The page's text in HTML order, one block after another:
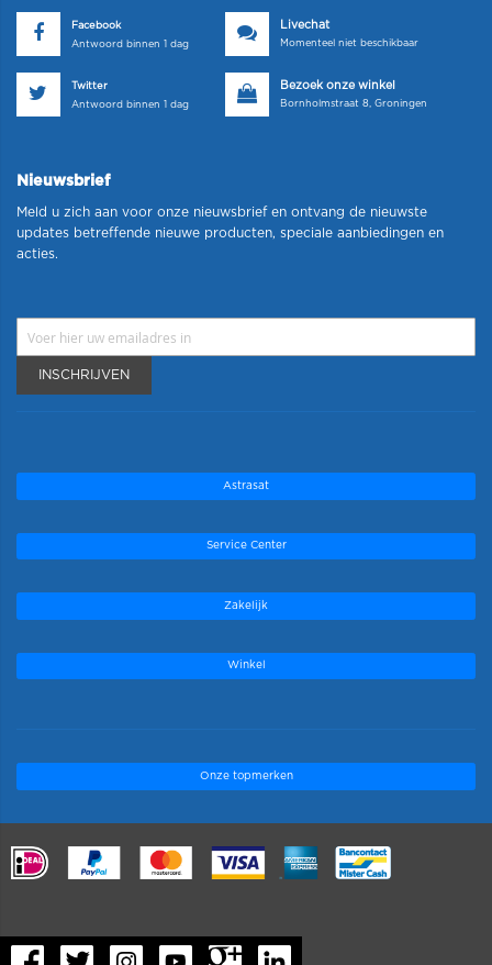
Facebook
Antwoord binnen 1 dag
Livechat
Momenteel niet beschikbaar
Twitter
Antwoord binnen 1 dag
Bezoek onze winkel
Bornholmstraat 8, Groningen
Nieuwsbrief
Meld u zich aan voor onze nieuwsbrief en ontvang de nieuwste
updates betreffende nieuwe producten, speciale aanbiedingen en
acties.
INSCHRIJVEN
Astrasat
Service Center
Zakelijk
Winkel
Onze topmerken
.